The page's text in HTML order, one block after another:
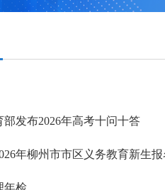
发布2026年高考十问十答
年检